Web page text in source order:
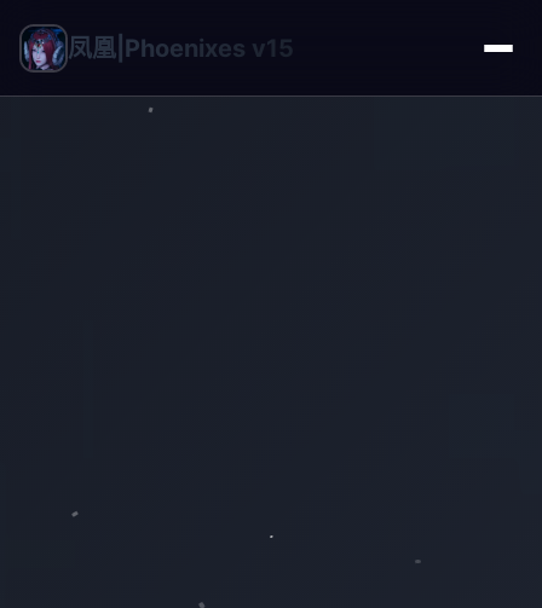
凤凰|Phoenixes v15